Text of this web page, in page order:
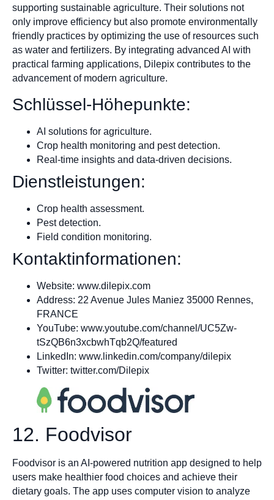
supporting sustainable agriculture. Their solutions not
only improve efficiency but also promote environmentally
friendly practices by optimizing the use of resources such
as water and fertilizers. By integrating advanced AI with
practical farming applications, Dilepix contributes to the
advancement of modern agriculture.
Schlüssel-Höhepunkte:
AI solutions for agriculture.
Crop health monitoring and pest detection.
Real-time insights and data-driven decisions.
Dienstleistungen:
Crop health assessment.
Pest detection.
Field condition monitoring.
Kontaktinformationen:
Website: www.dilepix.com
Address: 22 Avenue Jules Maniez 35000 Rennes,
FRANCE
YouTube: www.youtube.com/channel/UC5Zw-
tSzQB6n3xcbwhTqb2Q/featured
LinkedIn: www.linkedin.com/company/dilepix
Twitter: twitter.com/Dilepix
12. Foodvisor
Foodvisor is an AI-powered nutrition app designed to help
users make healthier food choices and achieve their
dietary goals. The app uses computer vision to analyze